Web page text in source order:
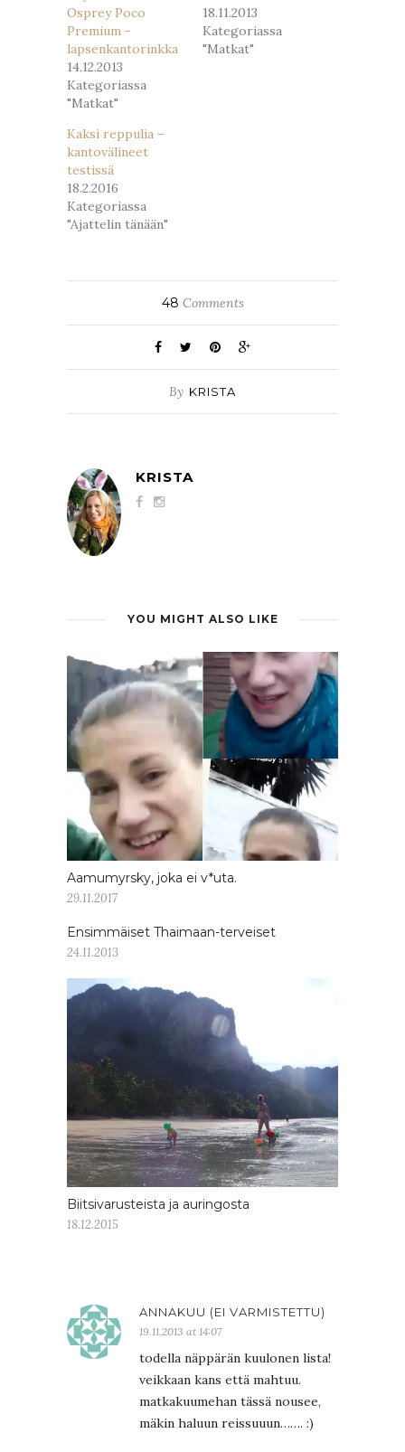
Osprey Poco
Premium -
lapsenkantorinkka
14.12.2013
Kategoriassa
"Matkat"
18.11.2013
Kategoriassa
"Matkat"
Kaksi reppulia –
kantovälineet
testissä
18.2.2016
Kategoriassa
"Ajattelin tänään"
48 Comments
By KRISTA
KRISTA
YOU MIGHT ALSO LIKE
Aamumyrsky, joka ei v*uta.
29.11.2017
Ensimmäiset Thaimaan-terveiset
24.11.2013
Biitsivarusteista ja auringosta
18.12.2015
ANNAKUU (EI VARMISTETTU)
19.11.2013 at 14:07
todella näppärän kuulonen lista!
veikkaan kans että mahtuu.
matkakuumehan tässä nousee,
mäkin haluun reissuuun……. :)